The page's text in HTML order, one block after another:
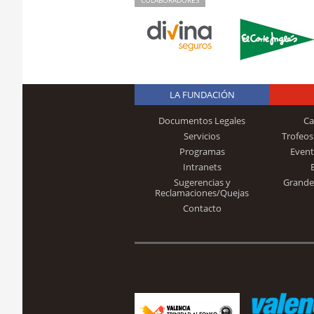
LA FUNDACIÓN
Documentos Legales
Servicios
Programas
Intranets
Sugerencias y
Reclamaciones/Quejas
Contacto